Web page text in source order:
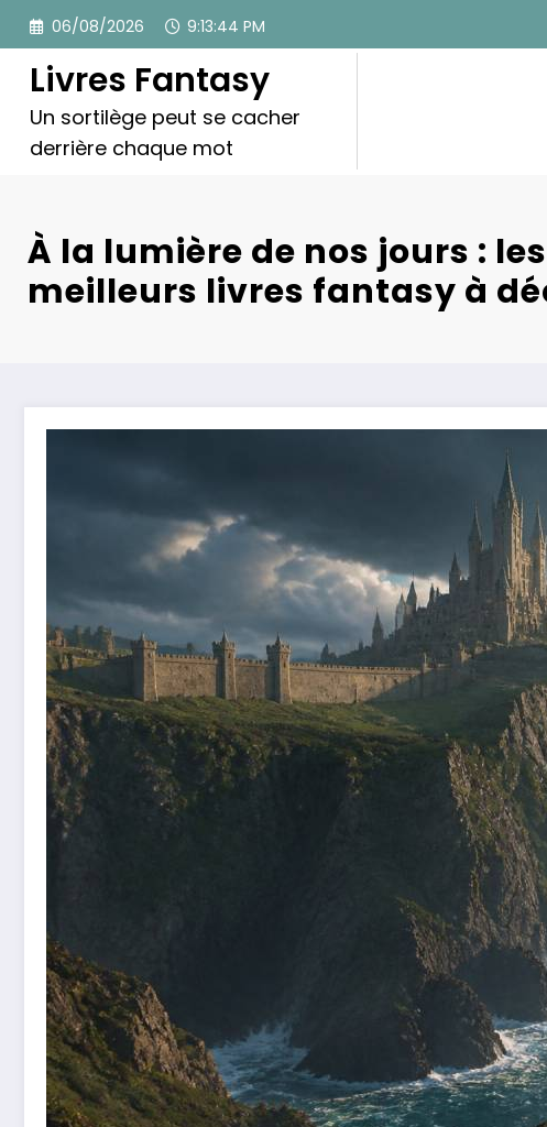
Aller
contenu
06/08/2026 9:13:46 PM
Livres Fantasy
Un sortilège peut se cacher
derrière chaque mot
À la lumière de nos jours : les
meilleurs livres fantasy à